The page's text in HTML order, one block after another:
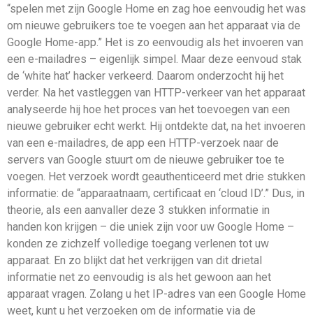
“spelen met zijn Google Home en zag hoe eenvoudig het was
om nieuwe gebruikers toe te voegen aan het apparaat via de
Google Home-app.” Het is zo eenvoudig als het invoeren van
een e-mailadres – eigenlijk simpel. Maar deze eenvoud stak
de ‘white hat’ hacker verkeerd. Daarom onderzocht hij het
verder. Na het vastleggen van HTTP-verkeer van het apparaat
analyseerde hij hoe het proces van het toevoegen van een
nieuwe gebruiker echt werkt. Hij ontdekte dat, na het invoeren
van een e-mailadres, de app een HTTP-verzoek naar de
servers van Google stuurt om de nieuwe gebruiker toe te
voegen. Het verzoek wordt geauthenticeerd met drie stukken
informatie: de “apparaatnaam, certificaat en ‘cloud ID’.” Dus, in
theorie, als een aanvaller deze 3 stukken informatie in
handen kon krijgen – die uniek zijn voor uw Google Home –
konden ze zichzelf volledige toegang verlenen tot uw
apparaat. En zo blijkt dat het verkrijgen van dit drietal
informatie net zo eenvoudig is als het gewoon aan het
apparaat vragen. Zolang u het IP-adres van een Google Home
weet, kunt u het verzoeken om de informatie via de